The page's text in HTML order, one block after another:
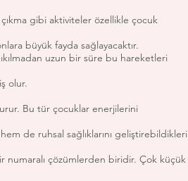
gibi aktiviteler özellikle çocuk
büyük fayda sağlayacaktır.
uzun bir süre bu hareketleri
olur.
Bu tür çocuklar enerjilerini
de ruhsal sağlıklarını geliştirebildikleri
numaralı çözümlerden biridir. Çok küçük